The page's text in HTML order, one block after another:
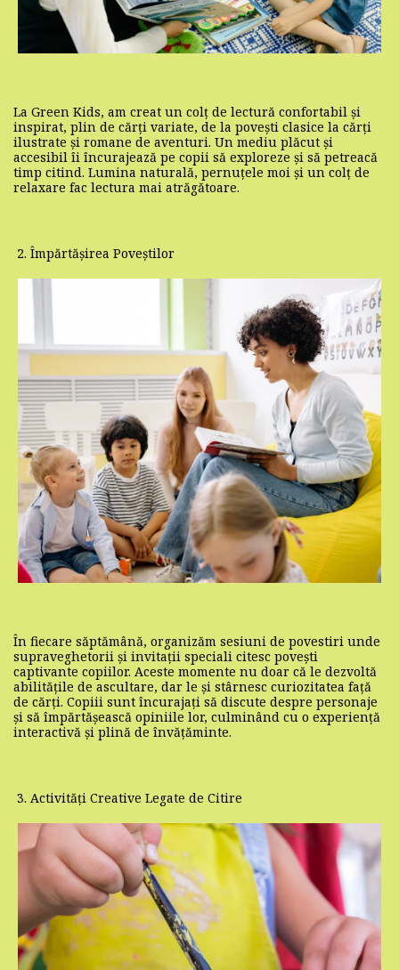
La Green Kids, am creat un colț de lectură confortabil și
inspirat, plin de cărți variate, de la povești clasice la cărți
ilustrate și romane de aventuri. Un mediu plăcut și
accesibil îi încurajează pe copii să exploreze și să petreacă
timp citind. Lumina naturală, pernuțele moi și un colț de
relaxare fac lectura mai atrăgătoare.
2. Împărtășirea Poveștilor
În fiecare săptămână, organizăm sesiuni de povestiri unde
supraveghetorii și invitații speciali citesc povești
captivante copiilor. Aceste momente nu doar că le dezvoltă
abilitățile de ascultare, dar le și stârnesc curiozitatea față
de cărți. Copiii sunt încurajați să discute despre personaje
și să împărtășească opiniile lor, culminând cu o experiență
interactivă și plină de învățăminte.
3. Activități Creative Legate de Citire